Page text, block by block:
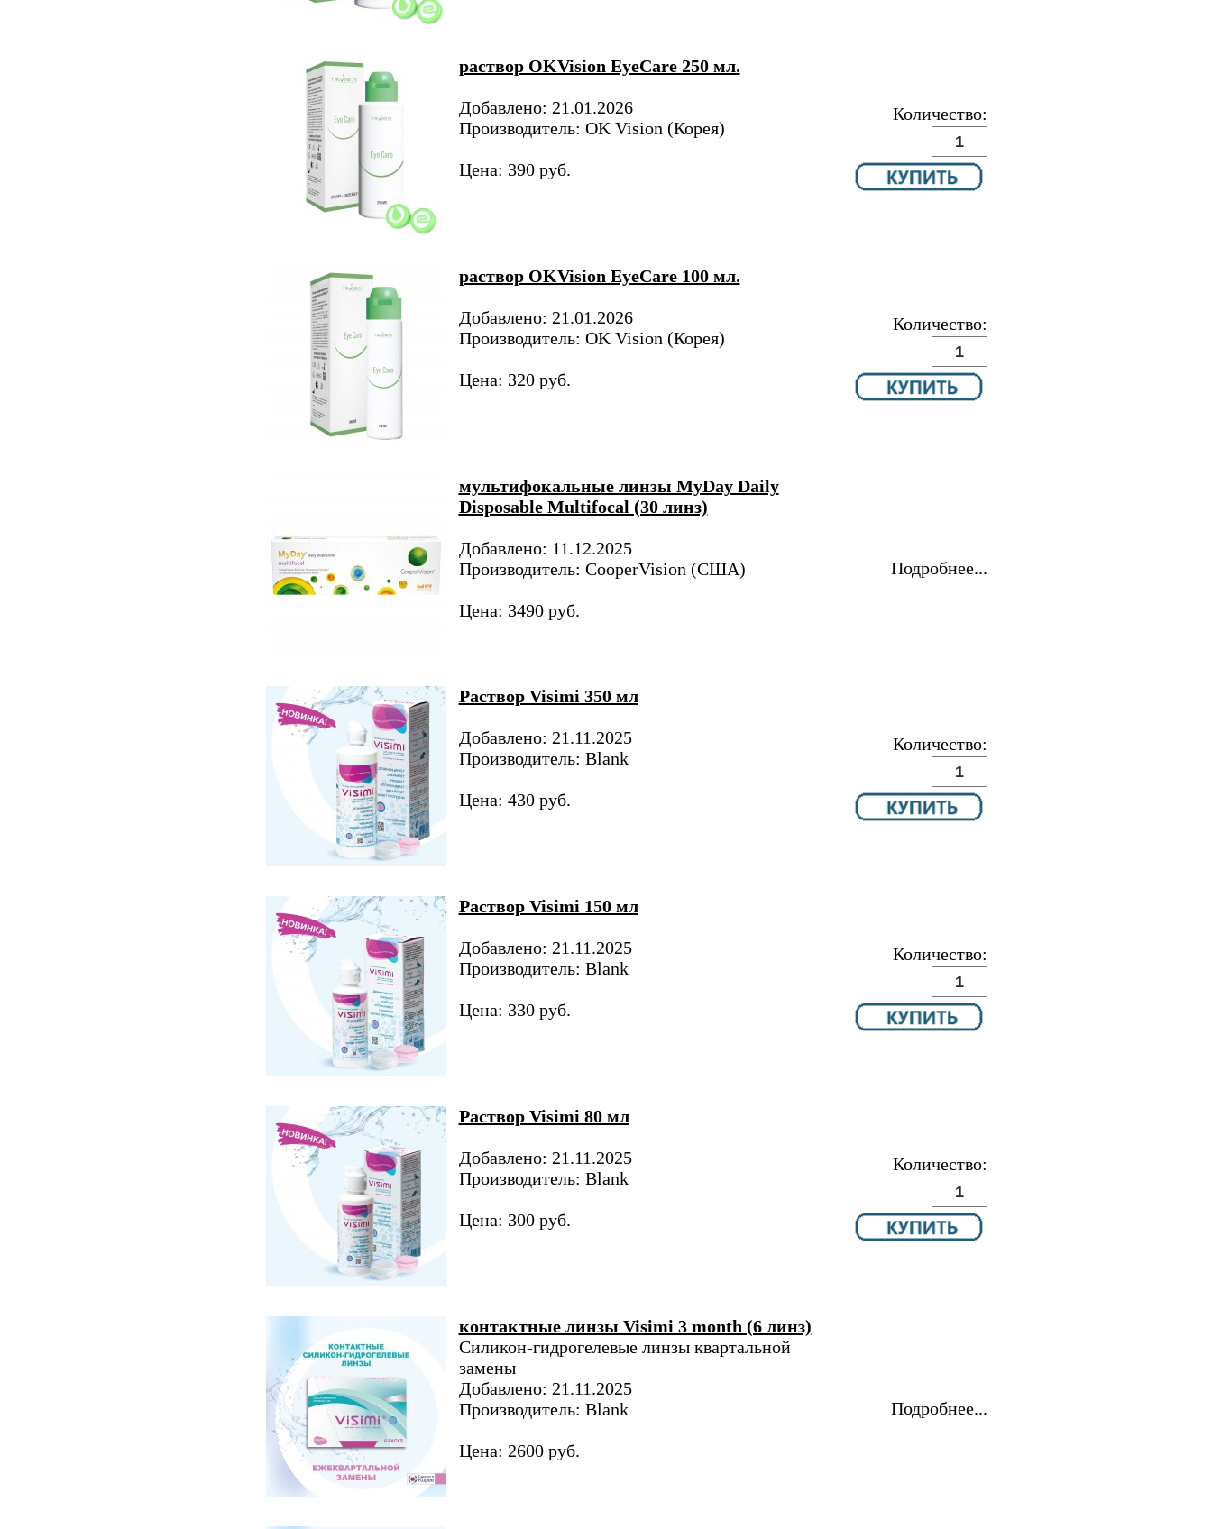
раствор OKVision EyeCare 250 мл.
Добавлено: 21.01.2026
Производитель: OK Vision (Корея)
Цена: 390 руб.
Количество:
раствор OKVision EyeCare 100 мл.
Добавлено: 21.01.2026
Производитель: OK Vision (Корея)
Цена: 320 руб.
Количество:
мультифокальные линзы MyDay Daily
Disposable Multifocal (30 линз)
Добавлено: 11.12.2025
Производитель: CooperVision (США)
Цена: 3490 руб.
Подробнее...
Раствор Visimi 350 мл
Добавлено: 21.11.2025
Производитель: Blank
Цена: 430 руб.
Количество:
Раствор Visimi 150 мл
Добавлено: 21.11.2025
Производитель: Blank
Цена: 330 руб.
Количество:
Раствор Visimi 80 мл
Добавлено: 21.11.2025
Производитель: Blank
Цена: 300 руб.
Количество:
контактные линзы Visimi 3 month (6 линз)
Силикон-гидрогелевые линзы квартальной
замены
Добавлено: 21.11.2025
Производитель: Blank
Цена: 2600 руб.
Подробнее...